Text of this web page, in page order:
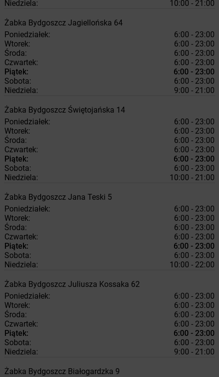
Niedziela: 10:00 - 21:00
Żabka Bydgoszcz Jagiellońska 64
Poniedziałek:
6:00 - 23:00
Wtorek:
6:00 - 23:00
Środa:
6:00 - 23:00
Czwartek:
6:00 - 23:00
Piątek:
6:00 - 23:00
Sobota:
6:00 - 23:00
Niedziela:
9:00 - 21:00
Żabka Bydgoszcz Świętojańska 14
Poniedziałek:
6:00 - 23:00
Wtorek:
6:00 - 23:00
Środa:
6:00 - 23:00
Czwartek:
6:00 - 23:00
Piątek:
6:00 - 23:00
Sobota:
6:00 - 23:00
Niedziela:
10:00 - 21:00
Żabka Bydgoszcz Jana Teski 5
Poniedziałek:
6:00 - 23:00
Wtorek:
6:00 - 23:00
Środa:
6:00 - 23:00
Czwartek:
6:00 - 23:00
Piątek:
6:00 - 23:00
Sobota:
6:00 - 23:00
Niedziela:
10:00 - 22:00
Żabka Bydgoszcz Juliusza Kossaka 62
Poniedziałek:
6:00 - 23:00
Wtorek:
6:00 - 23:00
Środa:
6:00 - 23:00
Czwartek:
6:00 - 23:00
Piątek:
6:00 - 23:00
Sobota:
6:00 - 23:00
Niedziela:
9:00 - 21:00
Żabka Bydgoszcz Białogardzka 9